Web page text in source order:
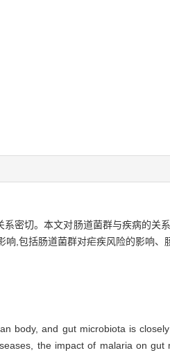
密切。本文对肠道菌群与疾病的关
,包括肠道菌群对疟疾风险的影响
body, and gut microbiota is
the impact of malaria on